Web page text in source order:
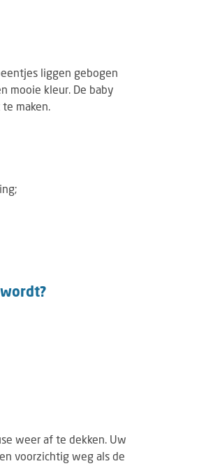
liggen gebogen
mooie kleur. De baby
maken.
weer af te dekken. Uw
voorzichtig weg als de